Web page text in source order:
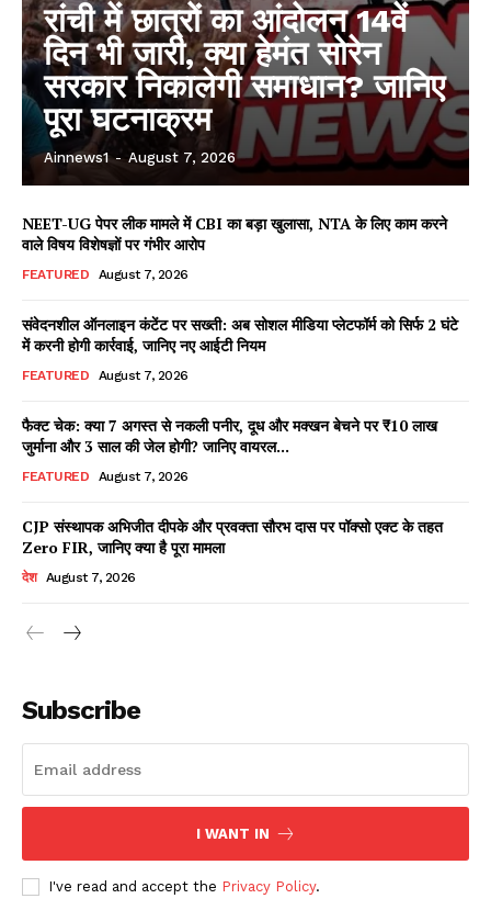
Facebook
X WhatsApp
Share
Read Latest News on AIN
रांची में छात्रों का आंदोलन 14वें
दिन भी जारी, क्या हेमंत सोरेन
सरकार निकालेगी समाधान? जानिए
पूरा घटनाक्रम
Ainnews1 - August 7, 2026
NEET-UG पेपर लीक मामले में CBI का बड़ा खुलासा, NTA के लिए काम करने
वाले विषय विशेषज्ञों पर गंभीर आरोप
FEATURED August 7, 2026
संवेदनशील ऑनलाइन कंटेंट पर सख्ती: अब सोशल मीडिया प्लेटफॉर्म को सिर्फ 2 घंटे
में करनी होगी कार्रवाई, जानिए नए आईटी नियम
FEATURED August 7, 2026
फैक्ट चेक: क्या 7 अगस्त से नकली पनीर, दूध और मक्खन बेचने पर ₹10 लाख
जुर्माना और 3 साल की जेल होगी? जानिए वायरल...
FEATURED August 7, 2026
CJP संस्थापक अभिजीत दीपके और प्रवक्ता सौरभ दास पर पॉक्सो एक्ट के तहत
Zero FIR, जानिए क्या है पूरा मामला
देश August 7, 2026
Subscribe
I WANT IN
I've read and accept the Privacy Policy.